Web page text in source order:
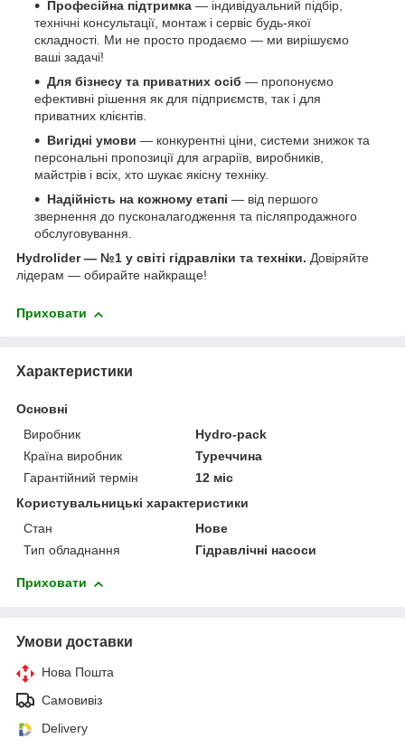
Професійна підтримка — індивідуальний підбір,
технічні консультації, монтаж і сервіс будь-якої
складності. Ми не просто продаємо — ми вирішуємо
ваші задачі!
Для бізнесу та приватних осіб — пропонуємо
ефективні рішення як для підприємств, так і для
приватних клієнтів.
Вигідні умови — конкурентні ціни, системи знижок та
персональні пропозиції для аграріїв, виробників,
майстрів і всіх, хто шукає якісну техніку.
Надійність на кожному етапі — від першого
звернення до пусконалагодження та післяпродажного
обслуговування.
Hydrolider — №1 у світі гідравліки та техніки. Довіряйте
лідерам — обирайте найкраще!
Приховати
Характеристики
Основні
Виробник
Hydro-pack
Країна виробник
Туреччина
Гарантійний термін
12 міс
Користувальницькі характеристики
Стан
Нове
Тип обладнання
Гідравлічні насоси
Приховати
Умови доставки
Нова Пошта
Самовивіз
Delivery